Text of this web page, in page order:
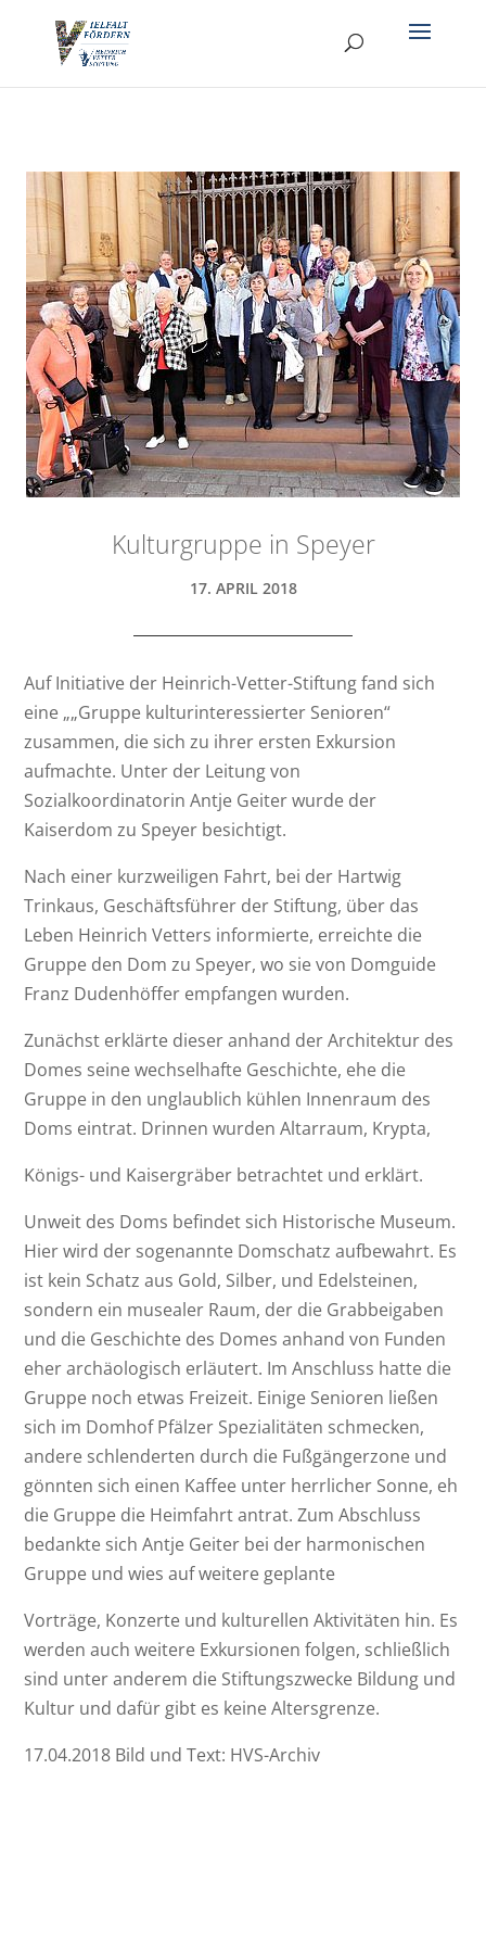
Kulturgruppe in Speyer
17. APRIL 2018
Auf Initiative der Heinrich-Vetter-Stiftung fand sich
eine „„Gruppe kulturinteressierter Senioren“
zusammen, die sich zu ihrer ersten Exkursion
aufmachte. Unter der Leitung von
Sozialkoordinatorin Antje Geiter wurde der
Kaiserdom zu Speyer besichtigt.
Nach einer kurzweiligen Fahrt, bei der Hartwig
Trinkaus, Geschäftsführer der Stiftung, über das
Leben Heinrich Vetters informierte, erreichte die
Gruppe den Dom zu Speyer, wo sie von Domguide
Franz Dudenhöffer empfangen wurden.
Zunächst erklärte dieser anhand der Architektur des
Domes seine wechselhafte Geschichte, ehe die
Gruppe in den unglaublich kühlen Innenraum des
Doms eintrat. Drinnen wurden Altarraum, Krypta,
Königs- und Kaisergräber betrachtet und erklärt.
Unweit des Doms befindet sich Historische Museum.
Hier wird der sogenannte Domschatz aufbewahrt. Es
ist kein Schatz aus Gold, Silber, und Edelsteinen,
sondern ein musealer Raum, der die Grabbeigaben
und die Geschichte des Domes anhand von Funden
eher archäologisch erläutert. Im Anschluss hatte die
Gruppe noch etwas Freizeit. Einige Senioren ließen
sich im Domhof Pfälzer Spezialitäten schmecken,
andere schlenderten durch die Fußgängerzone und
gönnten sich einen Kaffee unter herrlicher Sonne, eh
die Gruppe die Heimfahrt antrat. Zum Abschluss
bedankte sich Antje Geiter bei der harmonischen
Gruppe und wies auf weitere geplante
Vorträge, Konzerte und kulturellen Aktivitäten hin. Es
werden auch weitere Exkursionen folgen, schließlich
sind unter anderem die Stiftungszwecke Bildung und
Kultur und dafür gibt es keine Altersgrenze.
17.04.2018 Bild und Text: HVS-Archiv